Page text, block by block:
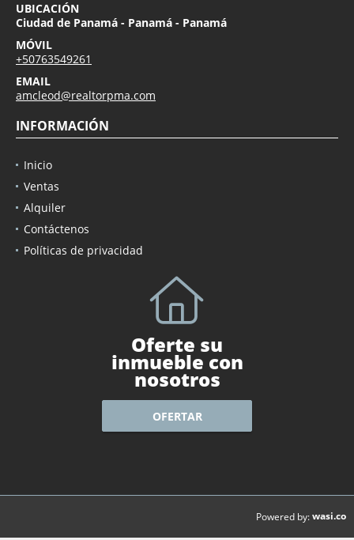
UBICACIÓN
Ciudad de Panamá - Panamá - Panamá
MÓVIL
+50763549261
EMAIL
amcleod@realtorpma.com
INFORMACIÓN
Inicio
Ventas
Alquiler
Contáctenos
Políticas de privacidad
Oferte su
inmueble con
nosotros
OFERTAR
Powered by:wasi.co